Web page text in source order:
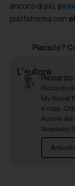
ancora di più,
piattaforma con
Piaciuto?
L'autore
Riccardo
My Social
e copy.
Autore del
Academy
Articoli